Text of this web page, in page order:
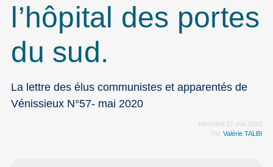
l’hôpital des portes
du sud.
La lettre des élus communistes et apparentés de
Vénissieux N°57- mai 2020
Mercredi 27 mai 2020
Par Valérie TALBI